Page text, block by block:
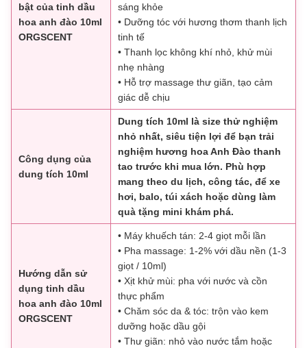
bật của tinh dầu
hoa anh đào 10ml
ORGSCENT
sáng khỏe
• Dưỡng tóc với hương thơm thanh lịch
tinh tế
• Thanh lọc không khí nhỏ, khử mùi
nhẹ nhàng
• Hỗ trợ massage thư giãn, tạo cảm
giác dễ chịu
Công dụng của
dung tích 10ml
Dung tích 10ml là size thử nghiệm
nhỏ nhất, siêu tiện lợi để bạn trải
nghiệm hương hoa Anh Đào thanh
tao trước khi mua lớn. Phù hợp
mang theo du lịch, công tác, để xe
hơi, balo, túi xách hoặc dùng làm
quà tặng mini khám phá.
Hướng dẫn sử
dụng tinh dầu
hoa anh đào 10ml
ORGSCENT
• Máy khuếch tán: 2-4 giọt mỗi lần
• Pha massage: 1-2% với dầu nền (1-3
giọt / 10ml)
• Xịt khử mùi: pha với nước và cồn
thực phẩm
• Chăm sóc da & tóc: trộn vào kem
dưỡng hoặc dầu gội
• Thư giãn: nhỏ vào nước tắm hoặc